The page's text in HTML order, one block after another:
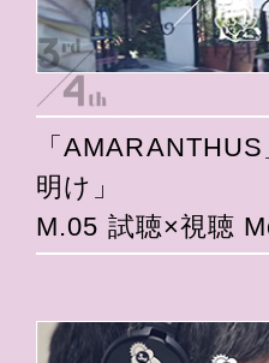
「
明け」
M.05 試聴×視聴